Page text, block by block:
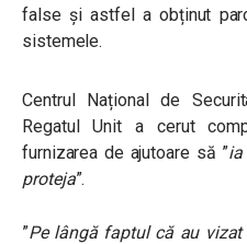
false și astfel a obținut
sistemele.
Centrul Național de
Regatul Unit a cerut
furnizarea de ajutoare să ”ia
proteja”.
”Pe lângă faptul că au